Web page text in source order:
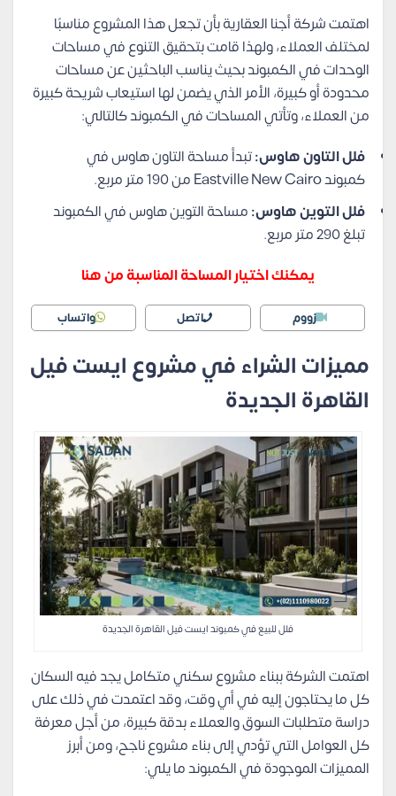
اهتمت شركة أجنا العقارية بأن تجعل هذا المشروع مناسبًا
لمختلف العملاء، ولهذا قامت بتحقيق التنوع في مساحات
الوحدات في الكمبوند بحيث يناسب الباحثين عن مساحات
محدودة أو كبيرة، الأمر الذي يضمن لها استيعاب شريحة كبيرة
من العملاء، وتأتي المساحات في الكمبوند كالتالي:
فلل التاون هاوس:تبدأ مساحة التاون هاوس في
كمبوند Eastville New Cairo من 190 متر مربع.
فلل التوين هاوس:مساحة التوين هاوس في الكمبوند
تبلغ 290 متر مربع.
يمكنك اختيار المساحة المناسبة من هنا
زووم اتصل واتساب
مميزات الشراء في مشروع ايست فيل
القاهرة الجديدة
فلل للبيع في كمبوند ايست فيل القاهرة الجديدة
اهتمت الشركة ببناء مشروع سكني متكامل يجد فيه السكان
كل ما يحتاجون إليه في أي وقت، وقد اعتمدت في ذلك على
دراسة متطلبات السوق والعملاء بدقة كبيرة، من أجل معرفة
كل العوامل التي تؤدي إلى بناء مشروع ناجح، ومن أبرز
المميزات الموجودة في الكمبوند ما يلي: